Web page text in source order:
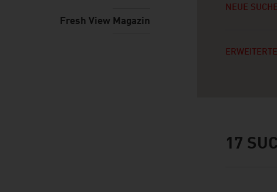
Fresh View Magazin
NEUE SUCHE
17